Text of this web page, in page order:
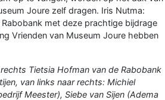
Joure zelf dragen. Iris Nutma:
met deze prachtige bijdrage
Vrienden van Museum Joure hebben
Tietsia Hofman van de Rabobank
van links naar rechts: Michiel
Meester), Siebe van Sijen (Adema